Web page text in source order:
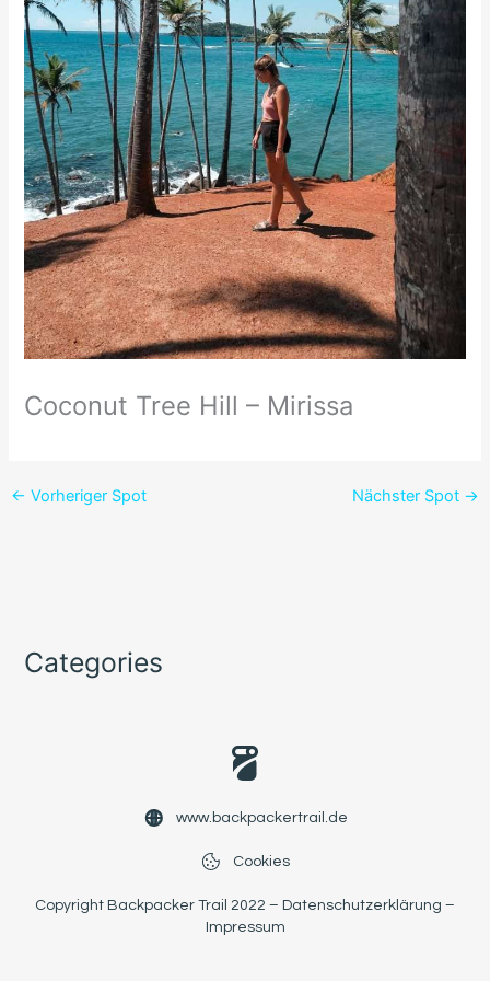
Coconut Tree Hill – Mirissa
← Vorheriger Spot Nächster Spot →
Categories
www.backpackertrail.de
Cookies
Copyright Backpacker Trail 2022 – Datenschutzerklärung –
Impressum